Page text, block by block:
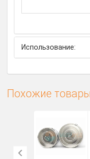
У
Внутри, над
располагается
Имеются
Использование: